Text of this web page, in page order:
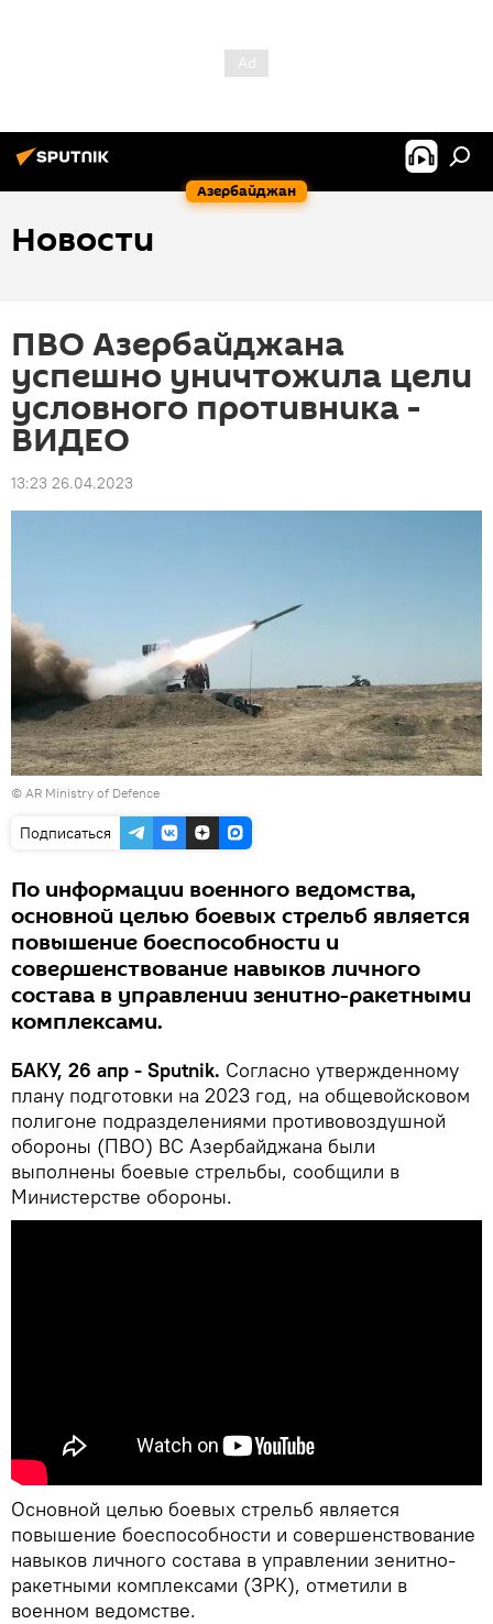
Азербайджан
Новости
ПВО Азербайджана
успешно уничтожила цели
условного противника -
ВИДЕО
13:23 26.04.2023
© AR Ministry of Defence
Подписаться
По информации военного ведомства,
основной целью боевых стрельб является
повышение боеспособности и
совершенствование навыков личного
состава в управлении зенитно-ракетными
комплексами.
БАКУ, 26 апр - Sputnik. Согласно утвержденному
плану подготовки на 2023 год, на общевойсковом
полигоне подразделениями противовоздушной
обороны (ПВО) ВС Азербайджана были
выполнены боевые стрельбы, сообщили в
Министерстве обороны.
Основной целью боевых стрельб является
повышение боеспособности и совершенствование
навыков личного состава в управлении зенитно-
ракетными комплексами (ЗРК), отметили в
военном ведомстве.